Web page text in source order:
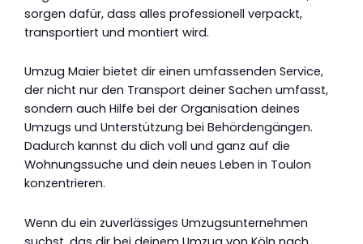
sorgen dafür, dass alles professionell verpackt,
transportiert und montiert wird.
Umzug Maier bietet dir einen umfassenden Service,
der nicht nur den Transport deiner Sachen umfasst,
sondern auch Hilfe bei der Organisation deines
Umzugs und Unterstützung bei Behördengängen.
Dadurch kannst du dich voll und ganz auf die
Wohnungssuche und dein neues Leben in Toulon
konzentrieren.
Wenn du ein zuverlässiges Umzugsunternehmen